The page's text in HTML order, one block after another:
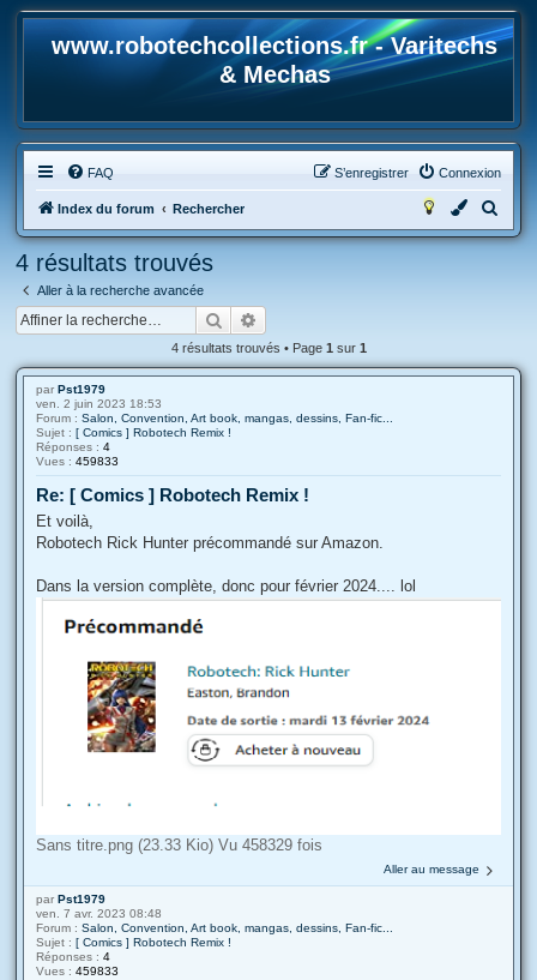
www.robotechcollections.fr - Varitechs
& Mechas
FAQ Connexion
S’enregistrer
Index du forum Rechercher
e
c
4 résultats trouvés
Aller à la recherche avancée
Rechercher
4 résultats trouvés • Page 1 sur 1
par Pst1979
ven. 2 juin 2023 18:53
Forum : Salon, Convention, Art book, mangas, dessins, Fan-fic...
Sujet : [ Comics ] Robotech Remix !
Réponses : 4
Vues : 459833
Re: [ Comics ] Robotech Remix !
Et voilà,
Robotech Rick Hunter précommandé sur Amazon.
Dans la version complète, donc pour février 2024.... lol
Sans titre.png (23.33 Kio) Vu 458329 fois
Aller au message
par Pst1979
ven. 7 avr. 2023 08:48
Forum : Salon, Convention, Art book, mangas, dessins, Fan-fic...
Sujet : [ Comics ] Robotech Remix !
Réponses : 4
Vues : 459833